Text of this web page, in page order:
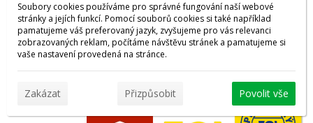
Dopravu zajišťuje
Soubory cookies používáme pro správné fungování naší webové
stránky a jejích funkcí. Pomocí souborů cookies si také například
pamatujeme váš preferovaný jazyk, zvyšujeme pro vás relevanci
zobrazovaných reklam, počítáme návštěvu stránek a pamatujeme si
vaše nastavení provedená na stránce.
Zakázat Přizpůsobit Povolit vše